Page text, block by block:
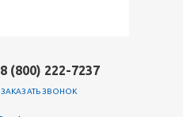
8 (800) 222-7237
ЗАКАЗАТЬ ЗВОНОК